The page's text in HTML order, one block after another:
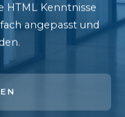
HTML Kenntnisse
angepasst und